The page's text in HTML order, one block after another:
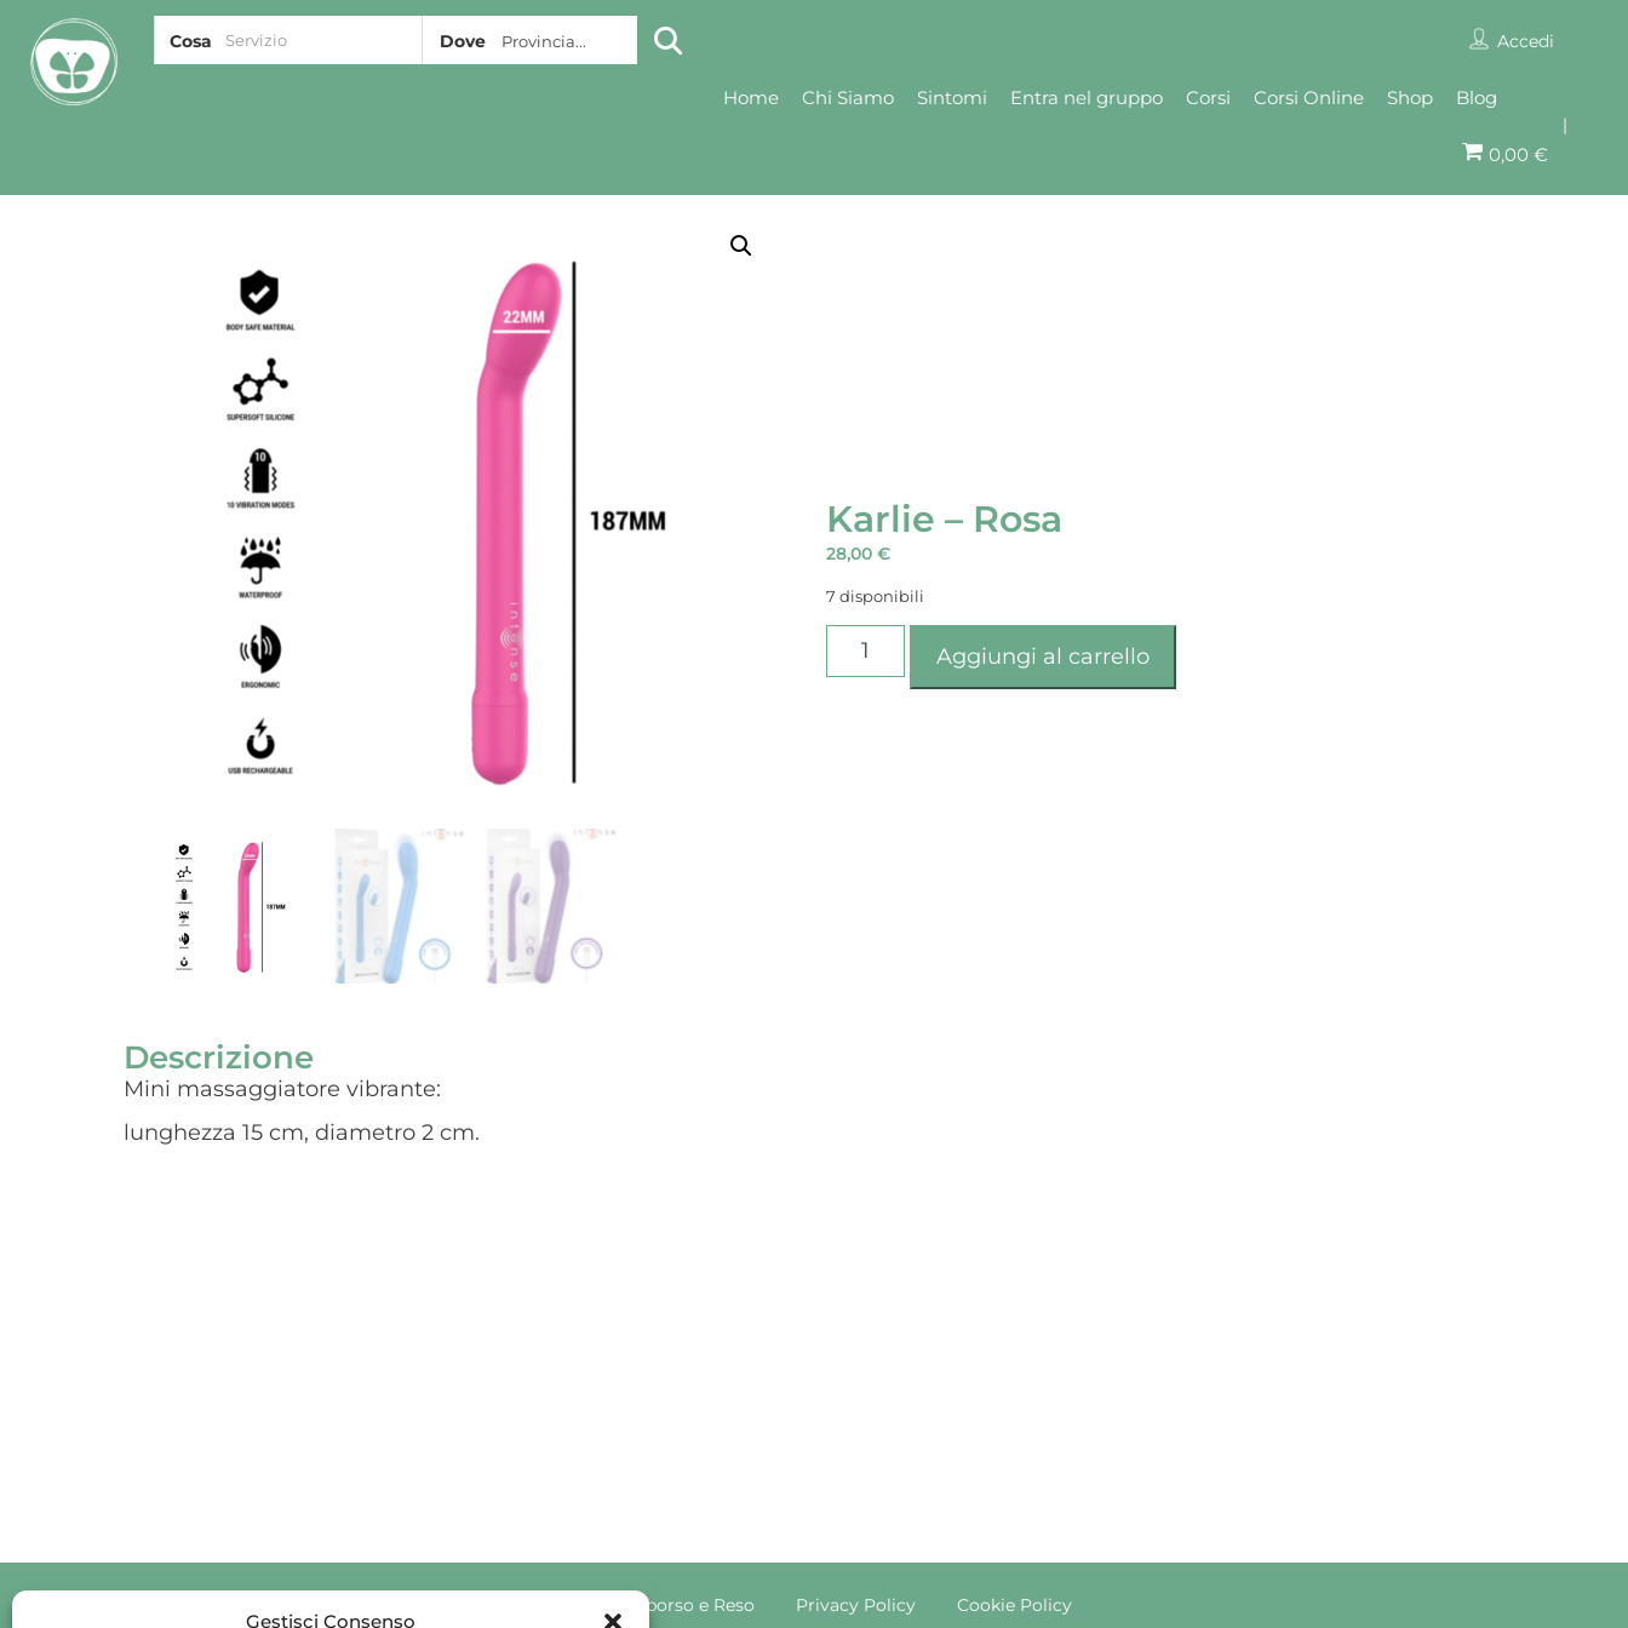
Gestisci Consenso
Cosa Dove Provincia... Accedi
Home Chi Siamo Sintomi Entra nel gruppo Corsi Corsi Online Shop Blog
0,00 €
Karlie – Rosa
28,00 €
7 disponibili
Aggiungi al carrello
Descrizione
Mini massaggiatore vibrante:
lunghezza 15 cm, diametro 2 cm.
Politica di Rimborso e Reso Privacy Policy Cookie Policy